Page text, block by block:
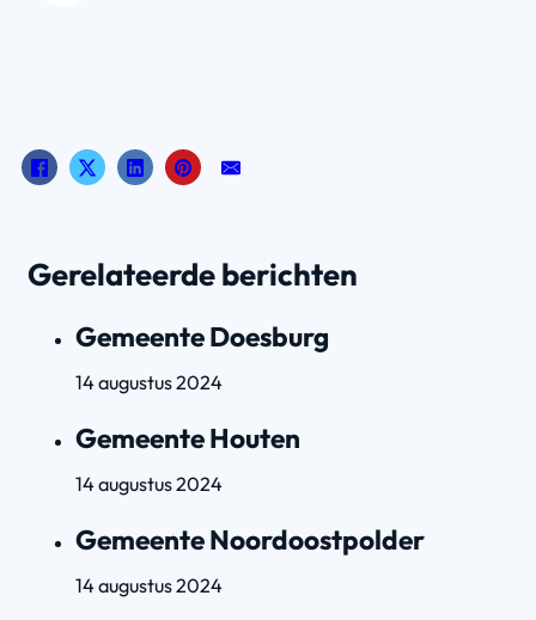
Gerelateerde berichten
Gemeente Doesburg
14 augustus 2024
Gemeente Houten
14 augustus 2024
Gemeente Noordoostpolder
14 augustus 2024